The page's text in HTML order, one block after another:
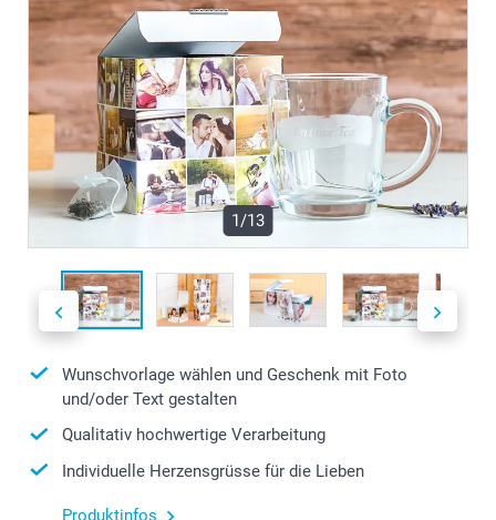
1/13
Wunschvorlage wählen und Geschenk mit Foto
und/oder Text gestalten
Qualitativ hochwertige Verarbeitung
Individuelle Herzensgrüsse für die Lieben
Produktinfos